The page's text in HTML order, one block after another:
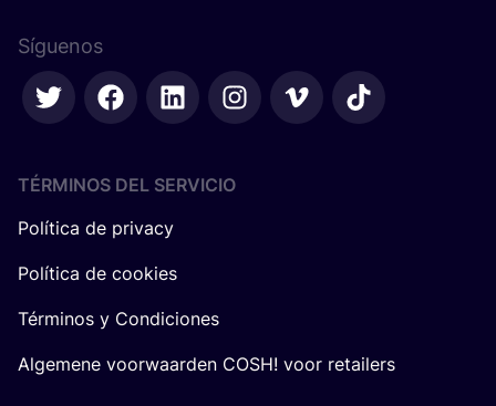
Síguenos
TÉRMINOS DEL SERVICIO
Política de privacy
Política de cookies
Términos y Condiciones
Algemene voorwaarden COSH! voor retailers